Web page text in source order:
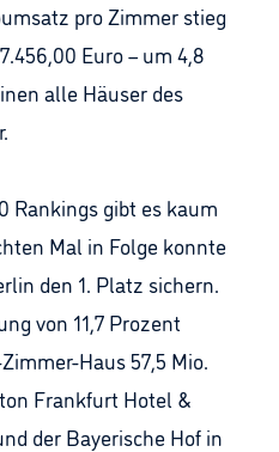
pro Zimmer stieg
Euro – um 4,8
alle Häuser des
Rankings gibt es kaum
Mal in Folge konnte
den 1. Platz sichern.
von 11,7 Prozent
Haus 57,5 Mio.
Frankfurt Hotel &
der Bayerische Hof in